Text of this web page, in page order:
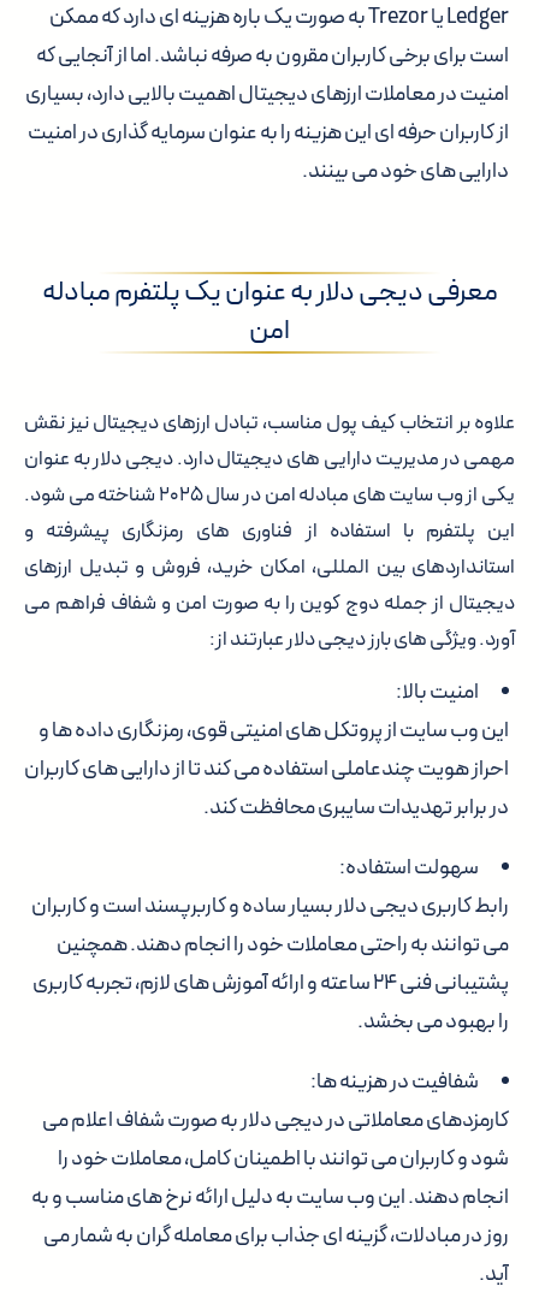
Ledger یا Trezor به صورت یک باره هزینه ای دارد که ممکن
است برای برخی کاربران مقرون به صرفه نباشد. اما از آنجایی که
امنیت در معاملات ارزهای دیجیتال اهمیت بالایی دارد، بسیاری
از کاربران حرفه ای این هزینه را به عنوان سرمایه گذاری در امنیت
دارایی های خود می بینند.
معرفی دیجی دلار به عنوان یک پلتفرم مبادله
امن
علاوه بر انتخاب کیف پول مناسب، تبادل ارزهای دیجیتال نیز نقش
مهمی در مدیریت دارایی های دیجیتال دارد. دیجی دلار به عنوان
یکی از وب سایت های مبادله امن در سال ۲۰۲۵ شناخته می شود.
این پلتفرم با استفاده از فناوری های رمزنگاری پیشرفته و
استانداردهای بین المللی، امکان خرید، فروش و تبدیل ارزهای
دیجیتال از جمله دوج کوین را به صورت امن و شفاف فراهم می
آورد. ویژگی های بارز دیجی دلار عبارتند از:
امنیت بالا:
این وب سایت از پروتکل های امنیتی قوی، رمزنگاری داده ها و
احراز هویت چندعاملی استفاده می کند تا از دارایی های کاربران
در برابر تهدیدات سایبری محافظت کند.
سهولت استفاده:
رابط کاربری دیجی دلار بسیار ساده و کاربرپسند است و کاربران
می توانند به راحتی معاملات خود را انجام دهند. همچنین
پشتیبانی فنی ۲۴ ساعته و ارائه آموزش های لازم، تجربه کاربری
را بهبود می بخشد.
شفافیت در هزینه ها:
کارمزدهای معاملاتی در دیجی دلار به صورت شفاف اعلام می
شود و کاربران می توانند با اطمینان کامل، معاملات خود را
انجام دهند. این وب سایت به دلیل ارائه نرخ های مناسب و به
روز در مبادلات، گزینه ای جذاب برای معامله گران به شمار می
آید.